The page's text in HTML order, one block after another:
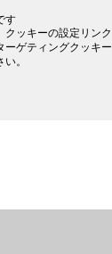
す
クッキーの設定リンク
ーゲティングクッキー
。